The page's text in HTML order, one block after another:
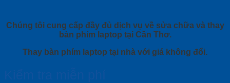
Chúng tôi cung cấp đầy đủ dịch vụ về sửa chữa và thay
bàn phím laptop tại Cần Thơ.
Thay bàn phím laptop tại nhà với giá không đổi.